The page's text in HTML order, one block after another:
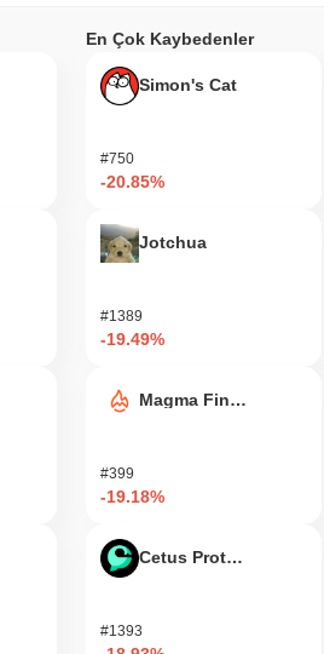
En Çok Kaybedenler
Simon's Cat
#750
-20.85%
Jotchua
#1389
-19.49%
Magma Finance
#399
-19.18%
Cetus Protocol
#1393